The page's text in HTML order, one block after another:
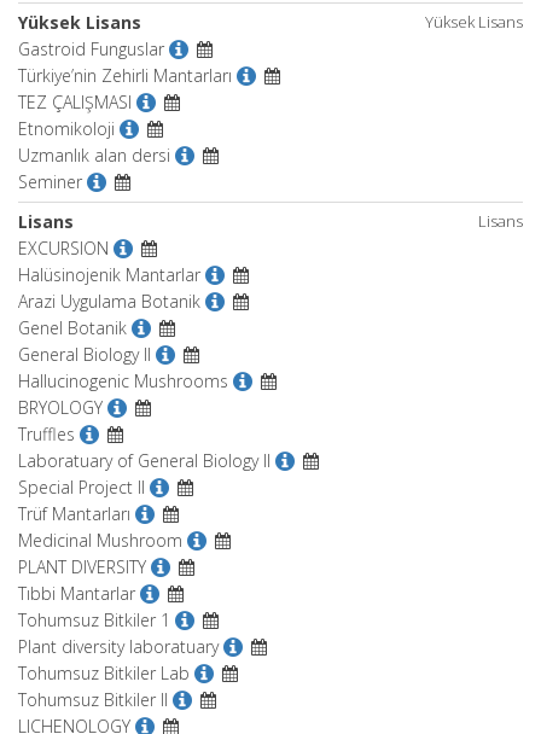
Yüksek Lisans
Yüksek Lisans
Gastroid Funguslar
Türkiye’nin Zehirli Mantarları
TEZ ÇALIŞMASI
Etnomikoloji
Uzmanlık alan dersi
Seminer
Lisans
Lisans
EXCURSION
Halüsinojenik Mantarlar
Arazi Uygulama Botanik
Genel Botanik
General Biology II
Hallucinogenic Mushrooms
BRYOLOGY
Truffles
Laboratuary of General Biology II
Special Project II
Trüf Mantarları
Medicinal Mushroom
PLANT DIVERSITY
Tıbbi Mantarlar
Tohumsuz Bitkiler 1
Plant diversity laboratuary
Tohumsuz Bitkiler Lab
Tohumsuz Bitkiler II
LICHENOLOGY